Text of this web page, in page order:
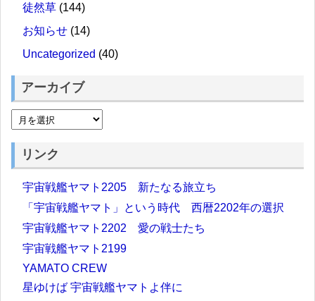
徒然草 (144)
お知らせ (14)
Uncategorized (40)
アーカイブ
リンク
宇宙戦艦ヤマト2205 新たなる旅立ち
「宇宙戦艦ヤマト」という時代 西暦2202年の選択
宇宙戦艦ヤマト2202 愛の戦士たち
宇宙戦艦ヤマト2199
YAMATO CREW
星ゆけば 宇宙戦艦ヤマトよ伴に